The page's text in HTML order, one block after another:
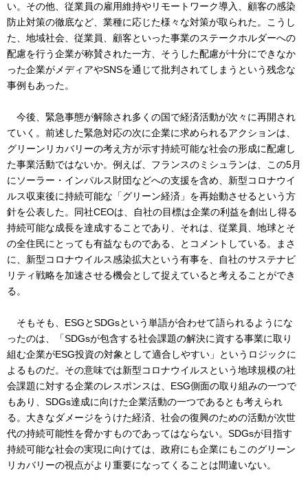
い。その他、従業員の雇用維持やリモートワーク導入、顧客の感染
防止対策の徹底など、業種に応じた様々な対策が取られた。こうし
た、地域社会、従業員、顧客といった事業のステークホルダーへの
配慮を行う企業が称賛された一方、そうした配慮が十分にできなか
った企業がメディアやSNSを通じて批判されてしまうという残念な
事例もあった。
今後、緊急事態が解除され多くの国で経済活動が次々に再開され
ていく。前述した緊急対応の次に企業に求められるアクションは、
グリーンリカバリーの考え方が示す持続可能な社会の形成に配慮し
た事業活動ではないか。例えば、フランスのミシュランは、この5月
にソーラー・インパルス財団などへの支援を含め、新型コロナウイ
ルス収束後に持続可能な「グリーン経済」を再始動させるという方
針を公表した。同社CEOは、自社の目標は企業の利益を創出し得る
持続可能な成長を達成することであり、それは、従業員、地球とそ
の全住民にとっても有益なものである、とコメントしている。まさ
に、新型コロナウイルス感染拡大という有事を、自社のサステナビ
リティ戦略を加速させる機会として捉えていると考えることができ
る。
そもそも、ESGとSDGsという単語が合わせて語られるようにな
ったのは、「SDGsが包含する社会課題の解決に資する事業に取り
組む企業がESG投資の対象として適合しやすい」というロジックに
よるものだ。その意味では新型コロナウイルスという地球規模の社
会課題に対する企業のレスポンスは、ESG側面の取り組みの一つで
もあり、SDGs達成に向けた企業活動の一つであるとも考えられ
る。大きなダメージをうけた経済、社会の復興のための活動が次世
代の持続可能性を脅かすものであってはならない。SDGsが目指す
持続可能な社会の実現に向けては、政府にも企業にもこのグリーン
リカバリーの視点がより重要になってくることは間違いない。